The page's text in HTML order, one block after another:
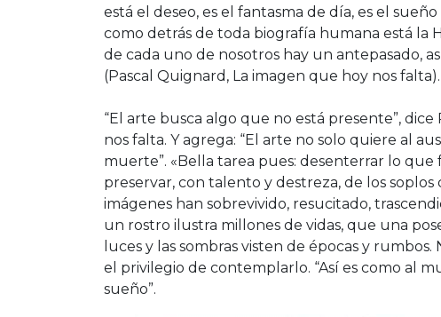
está el deseo, es el fantasma de día, es el
como detrás de toda biografía humana está la
de cada uno de nosotros hay un antepasado,
(Pascal Quignard, La imagen que hoy nos falta).
“El arte busca algo que no está presente”,
nos falta. Y agrega: “El arte no solo quiere al
muerte”. «Bella tarea pues: desenterrar lo
preservar, con talento y destreza, de los
imágenes han sobrevivido, resucitado,
un rostro ilustra millones de vidas, que una
luces y las sombras visten de épocas y
el privilegio de contemplarlo. “Así es como al
sueño”.